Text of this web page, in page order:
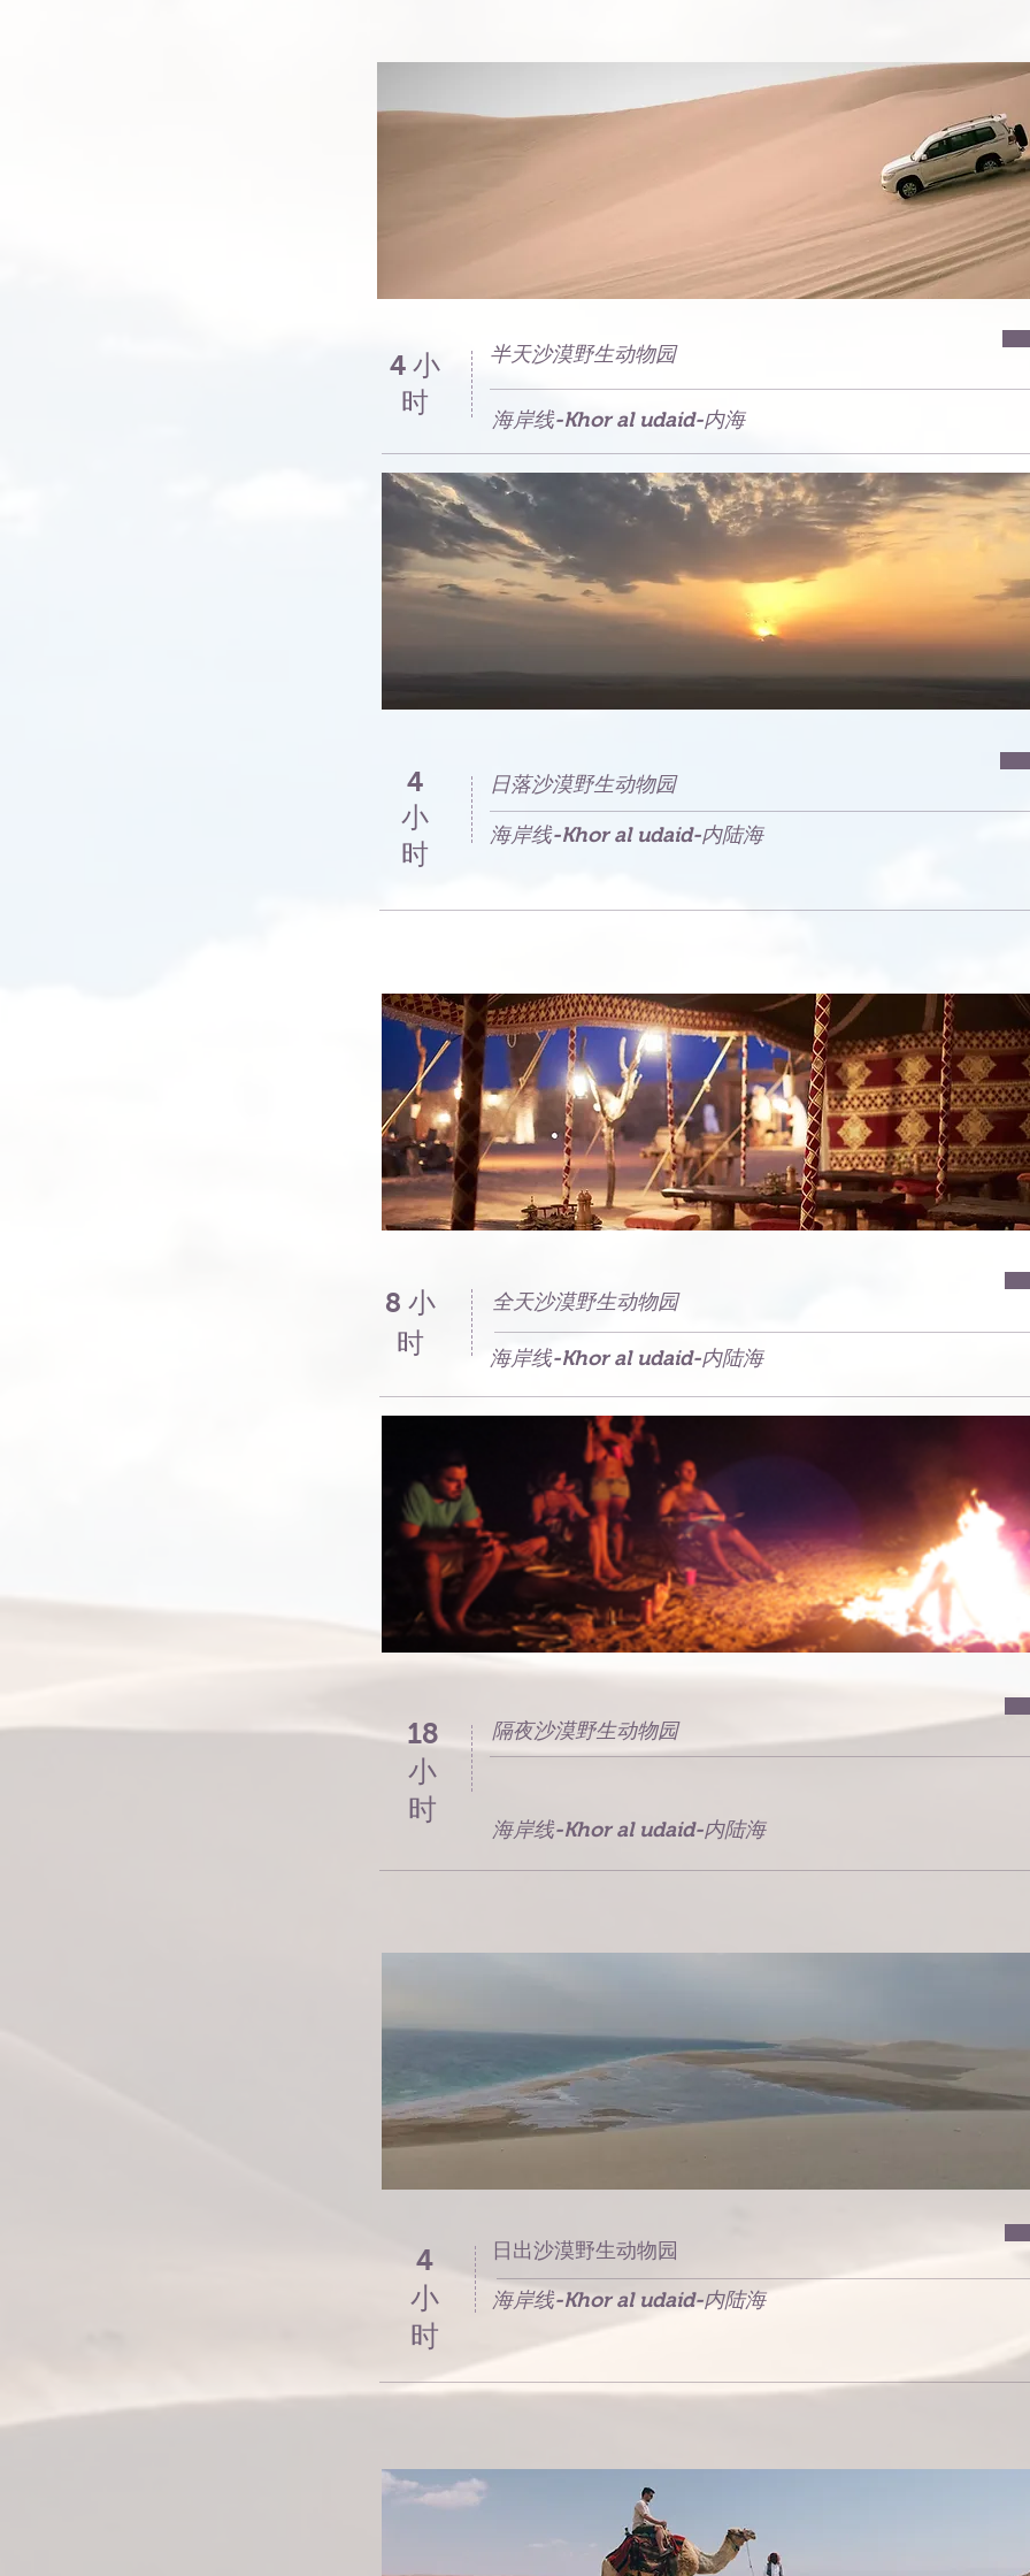
4 小
时
半天沙漠野生动物园
海岸线-Khor al udaid-内海
4
小
时
日落沙漠野生动物园
海岸线-Khor al udaid-内陆海
8 小
时
全天沙漠野生动物园
海岸线-Khor al udaid-内陆海
18
小
时
隔夜沙漠野生动物园
海岸线-Khor al udaid-内陆海
4
小
时
日出沙漠野生动物园
海岸线-Khor al udaid-内陆海